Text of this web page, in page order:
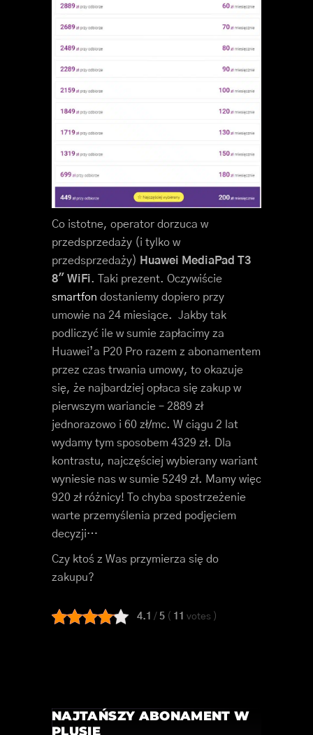
Co istotne, operator dorzuca w
przedsprzedaży (i tylko w
przedsprzedaży) Huawei MediaPad T3
8″ WiFi. Taki prezent. Oczywiście
smartfon dostaniemy dopiero przy
umowie na 24 miesiące. Jakby tak
podliczyć ile w sumie zapłacimy za
Huawei’a P20 Pro razem z abonamentem
przez czas trwania umowy, to okazuje
się, że najbardziej opłaca się zakup w
pierwszym wariancie – 2889 zł
jednorazowo i 60 zł/mc. W ciągu 2 lat
wydamy tym sposobem 4329 zł. Dla
kontrastu, najczęściej wybierany wariant
wyniesie nas w sumie 5249 zł. Mamy więc
920 zł różnicy! To chyba spostrzeżenie
warte przemyślenia przed podjęciem
decyzji…
Czy ktoś z Was przymierza się do
zakupu?
4.1 / 5 ( 11 votes )
NAJTAŃSZY ABONAMENT W
PLUSIE